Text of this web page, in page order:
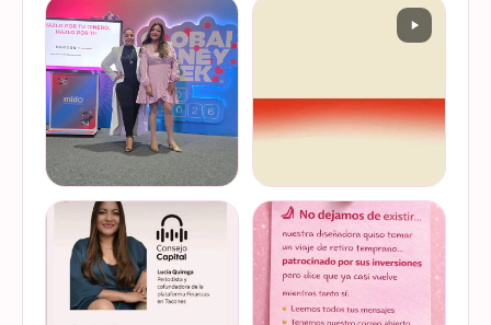
Felices de haber sido
invitadas, por cuarto año
consecutivo, a participar en
la Global Money Week, una
iniciativa que impulsa la
educación f…
VER EN
INSTAGRAM
Del 17 al 22 de marzo se
lleva a cabo la Global
Money Week 2026 (Semana
Mundial del Dinero).
Finanzas en Tacones
somos parte de esta
Jornada…
VER EN
INSTAGRAM